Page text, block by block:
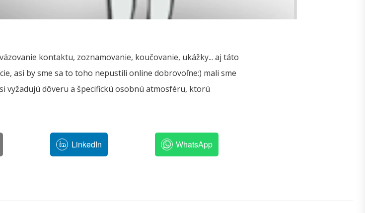
kontaktu, zoznamovanie, koučovanie, ukážky... aj táto
asi by sme sa to toho nepustili online dobrovoľne:) mali sme
vyžadujú dôveru a špecifickú osobnú atmosféru, ktorú
LinkedIn WhatsApp